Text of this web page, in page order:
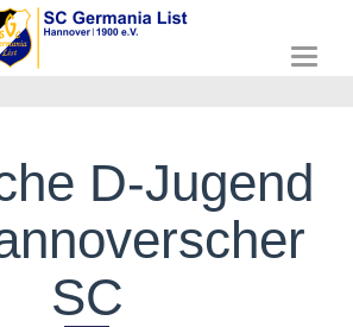
T
e
n
D-Jugend
SC